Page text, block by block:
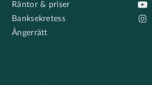
Räntor & priser
Banksekretess
Ångerrätt